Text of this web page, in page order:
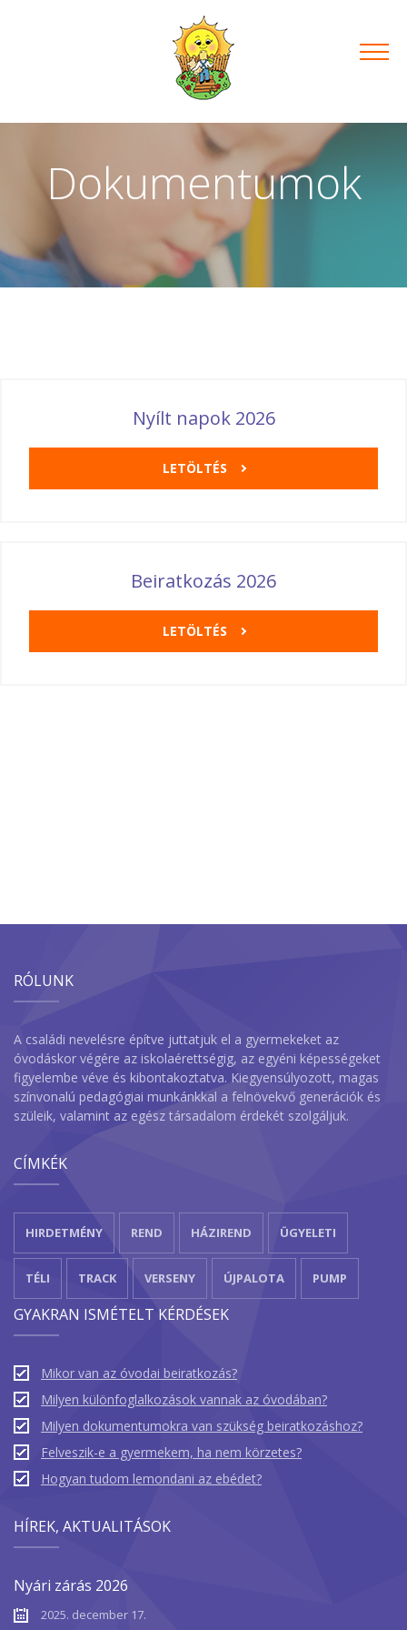
Dokumentumok
Nyílt napok 2026
LETÖLTÉS
Beiratkozás 2026
LETÖLTÉS
RÓLUNK
A családi nevelésre építve juttatjuk el a gyermekeket az
óvodáskor végére az iskolaérettségig, az egyéni képességeket
figyelembe véve és kibontakoztatva. Kiegyensúlyozott, magas
színvonalú pedagógiai munkánkkal a felnövekvő generációk és
szüleik, valamint az egész társadalom érdekét szolgáljuk.
CÍMKÉK
HIRDETMÉNY REND HÁZIREND ÜGYELETI
TÉLI TRACK VERSENY ÚJPALOTA PUMP
GYAKRAN ISMÉTELT KÉRDÉSEK
Mikor van az óvodai beiratkozás?
Milyen különfoglalkozások vannak az óvodában?
Milyen dokumentumokra van szükség beiratkozáshoz?
Felveszik-e a gyermekem, ha nem körzetes?
Hogyan tudom lemondani az ebédet?
HÍREK, AKTUALITÁSOK
Nyári zárás 2026
2025. december 17.